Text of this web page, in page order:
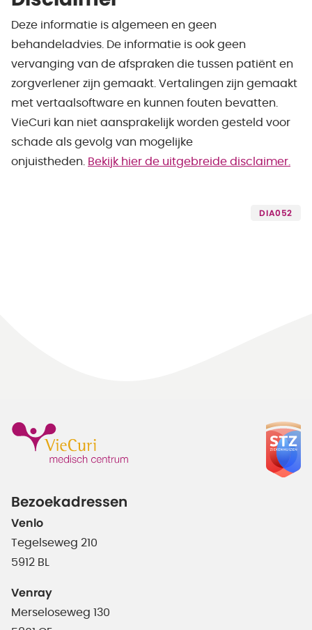
Deze informatie is algemeen en geen
behandeladvies. De informatie is ook geen
vervanging van de afspraken die tussen patiënt en
zorgverlener zijn gemaakt. Vertalingen zijn gemaakt
met vertaalsoftware en kunnen fouten bevatten.
VieCuri kan niet aansprakelijk worden gesteld voor
schade als gevolg van mogelijke
onjuistheden.
Bekijk hier de uitgebreide disclaimer.
DIA052
Bezoekadressen
Venlo
Tegelseweg 210
5912 BL
Venray
Merseloseweg 130